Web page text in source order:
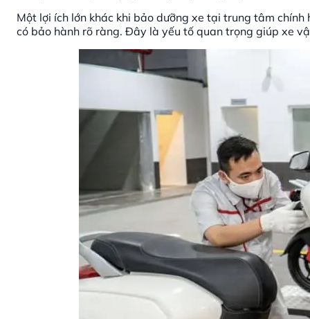
Một lợi ích lớn khác khi bảo dưỡng xe tại trung tâm
có bảo hành rõ ràng. Đây là yếu tố quan trọng giúp xe